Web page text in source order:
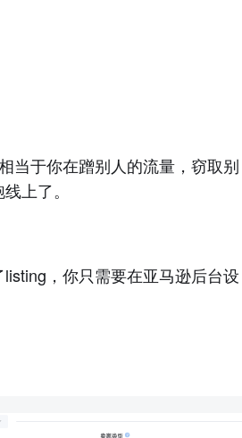
当于你在蹭别人的流量，窃取别
上了。
listing，你只需要在亚马逊后台设